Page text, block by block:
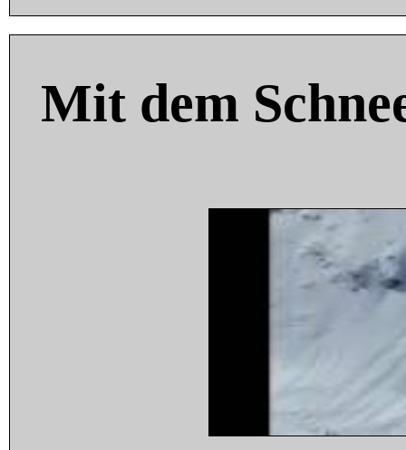
Mit dem